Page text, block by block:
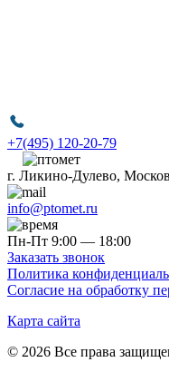
+7(495) 120-20-79
г. Ликино-Дулево,
info@ptomet.ru
Пн-Пт 9:00 — 18:00
Заказать звонок
Политика
Согласие на обработку
Карта сайта
© 2026 Все права